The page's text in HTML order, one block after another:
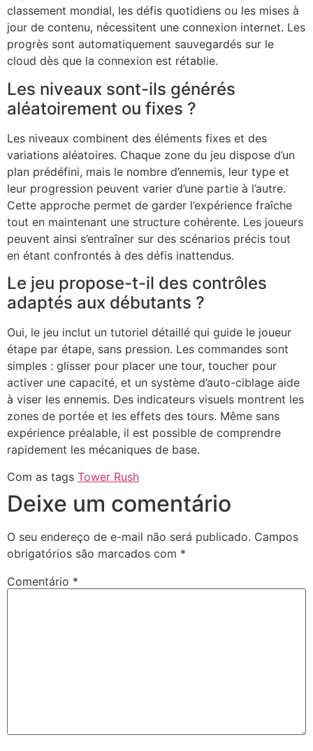
classement mondial, les défis quotidiens ou les mises à
jour de contenu, nécessitent une connexion internet. Les
progrès sont automatiquement sauvegardés sur le
cloud dès que la connexion est rétablie.
Les niveaux sont-ils générés
aléatoirement ou fixes ?
Les niveaux combinent des éléments fixes et des
variations aléatoires. Chaque zone du jeu dispose d’un
plan prédéfini, mais le nombre d’ennemis, leur type et
leur progression peuvent varier d’une partie à l’autre.
Cette approche permet de garder l’expérience fraîche
tout en maintenant une structure cohérente. Les joueurs
peuvent ainsi s’entraîner sur des scénarios précis tout
en étant confrontés à des défis inattendus.
Le jeu propose-t-il des contrôles
adaptés aux débutants ?
Oui, le jeu inclut un tutoriel détaillé qui guide le joueur
étape par étape, sans pression. Les commandes sont
simples : glisser pour placer une tour, toucher pour
activer une capacité, et un système d’auto-ciblage aide
à viser les ennemis. Des indicateurs visuels montrent les
zones de portée et les effets des tours. Même sans
expérience préalable, il est possible de comprendre
rapidement les mécaniques de base.
Com as tags Tower Rush
Deixe um comentário
O seu endereço de e-mail não será publicado. Campos
obrigatórios são marcados com *
Comentário *